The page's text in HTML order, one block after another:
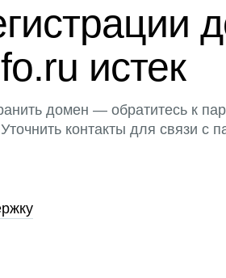
истек
домен — обратитесь к
контакты для связи с